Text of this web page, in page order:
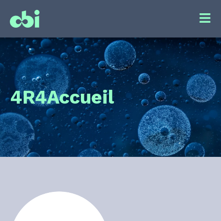
4R4Accueil